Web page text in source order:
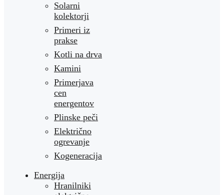
Solarni
kolektorji
Primeri iz
prakse
Kotli na drva
Kamini
Primerjava
cen
energentov
Plinske peči
Električno
ogrevanje
Kogeneracija
Energija
Hranilniki